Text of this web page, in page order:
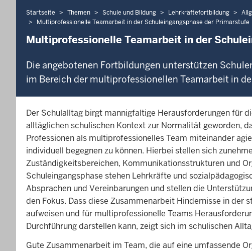
Sie
befinden
sich
Startseite Themen Schule und Bildung Lehrkräftefortbildung
Multiprofessionelle Teamarbeit in der Schuleingangsphase der Primarstufe
Multiprofessionelle Teamarbeit in der
Die angebotenen Fortbildungen unterstützen
im Bereich der multiprofessionellen Teamarbeit in
Der Schulalltag birgt mannigfaltige Herausforderungen für
alltäglichen schulischen Kontext zur Normalität geworden,
Professionen als multiprofessionelles Team miteinander
individuell begegnen zu können. Hierbei stellen sich
Zuständigkeitsbereichen, Kommunikationsstrukturen und
Schuleingangsphase stehen Lehrkräfte und
Absprachen und Vereinbarungen und stellen die
den Fokus. Dass diese Zusammenarbeit Hindernisse in
aufweisen und für multiprofessionelle Teams
Durchführung darstellen kann, zeigt sich im schulischen
Gute Zusammenarbeit im Team, die auf eine umfassende